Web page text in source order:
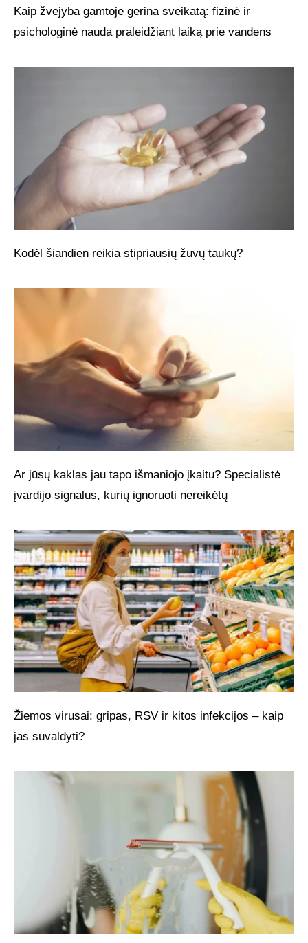
Kaip žvejyba gamtoje gerina sveikatą: fizinė ir
psichologinė nauda praleidžiant laiką prie vandens
Kodėl šiandien reikia stipriausių žuvų taukų?
Ar jūsų kaklas jau tapo išmaniojo įkaitu? Specialistė
įvardijo signalus, kurių ignoruoti nereikėtų
Žiemos virusai: gripas, RSV ir kitos infekcijos – kaip
jas suvaldyti?